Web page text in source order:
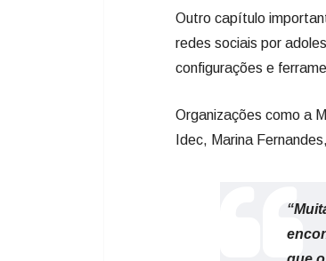
Outro capítulo
redes sociais por
configurações e
Organizações como a
Idec, Marina